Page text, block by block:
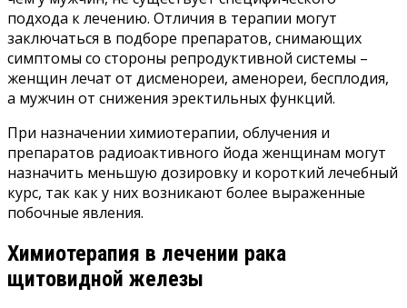
подхода к лечению. Отличия в терапии могут
заключаться в подборе препаратов, снимающих
симптомы со стороны репродуктивной системы –
женщин лечат от дисменореи, аменореи, бесплодия,
а мужчин от снижения эректильных функций.
При назначении химиотерапии, облучения и
препаратов радиоактивного йода женщинам могут
назначить меньшую дозировку и короткий лечебный
курс, так как у них возникают более выраженные
побочные явления.
Химиотерапия в лечении рака
щитовидной железы